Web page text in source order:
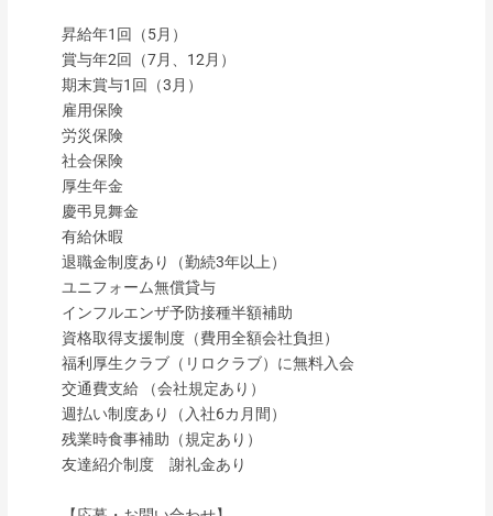
昇給年1回（5月）
賞与年2回（7月、12月）
期末賞与1回（3月）
雇用保険
労災保険
社会保険
厚生年金
慶弔見舞金
有給休暇
退職金制度あり（勤続3年以上）
ユニフォーム無償貸与
インフルエンザ予防接種半額補助
資格取得支援制度（費用全額会社負担）
福利厚生クラブ（リロクラブ）に無料入会
交通費支給 （会社規定あり）
週払い制度あり（入社6カ月間）
残業時食事補助（規定あり）
友達紹介制度 謝礼金あり